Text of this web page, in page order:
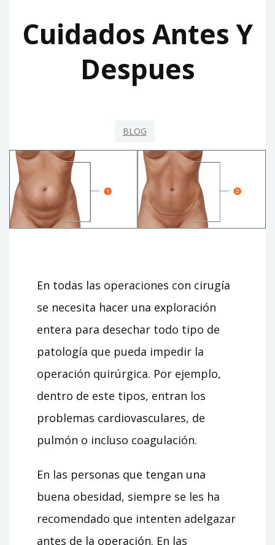
Cuidados Antes Y
Despues
BLOG
En todas las operaciones con cirugía
se necesita hacer una exploración
entera para desechar todo tipo de
patología que pueda impedir la
operación quirúrgica. Por ejemplo,
dentro de este tipos, entran los
problemas cardiovasculares, de
pulmón o incluso coagulación.
En las personas que tengan una
buena obesidad, siempre se les ha
recomendado que intenten adelgazar
antes de la operación. En las